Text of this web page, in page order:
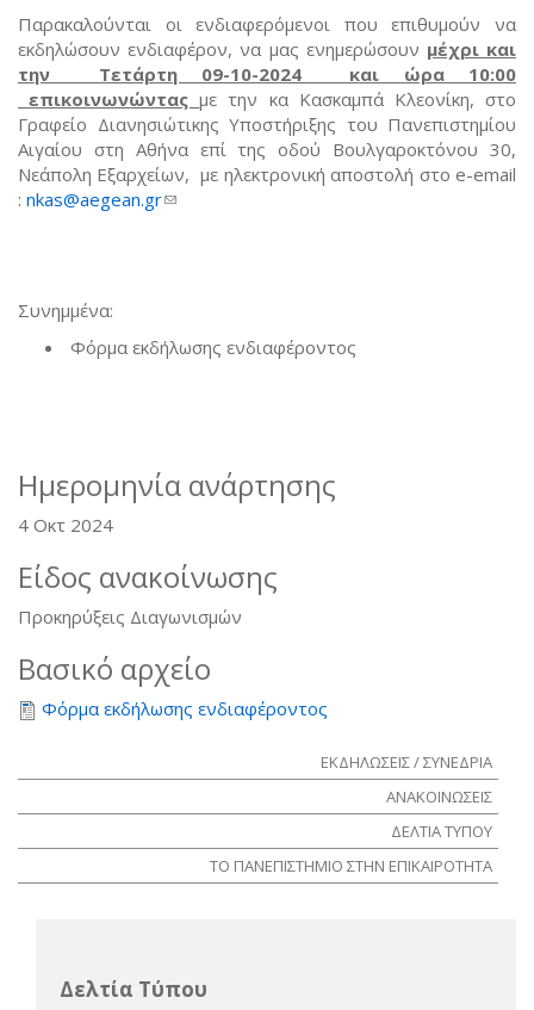
Παρακαλούνται οι ενδιαφερόμενοι που επιθυμούν να
εκδηλώσουν ενδιαφέρον, να μας ενημερώσουν μέχρι και
την Τετάρτη 09-10-2024 και ώρα 10:00
επικοινωνώνταςμε την κα Κασκαμπά Κλεονίκη, στο
Γραφείο Διανησιώτικης Υποστήριξης του Πανεπιστημίου
Αιγαίου στη Αθήνα επί της οδού Βουλγαροκτόνου 30,
Νεάπολη Εξαρχείων, με ηλεκτρονική αποστολή στο e-email
: nkas@aegean.gr(link sends e-mail)
Συνημμένα:
Φόρμα εκδήλωσης ενδιαφέροντος
Ημερομηνία ανάρτησης
4 Οκτ 2024
Είδος ανακοίνωσης
Προκηρύξεις Διαγωνισμών
Βασικό αρχείο
Φόρμα εκδήλωσης ενδιαφέροντος
ΕΚΔΗΛΩΣΕΙΣ / ΣΥΝΕΔΡΙΑ
ΑΝΑΚΟΙΝΩΣΕΙΣ
ΔΕΛΤΙΑ ΤΥΠΟΥ
ΤΟ ΠΑΝΕΠΙΣΤΗΜΙΟ ΣΤΗΝ ΕΠΙΚΑΙΡΟΤΗΤΑ
Δελτία Τύπου